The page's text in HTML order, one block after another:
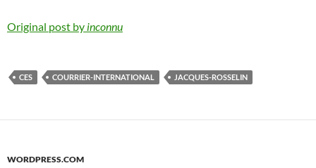
Original post by inconnu
CES COURRIER-INTERNATIONAL JACQUES-ROSSELIN
WORDPRESS.COM